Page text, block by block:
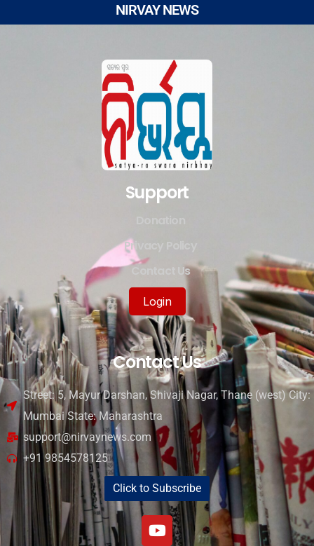
NIRVAY NEWS
Support
Privacy Policy
Contact Us
Login
Contact Us
Street: 5, Mayur Darshan, Shivaji Nagar, Thane (west) City:
Mumbai State: Maharashtra
support@nirvaynews.com
+91 9854578125
Click to Subscribe